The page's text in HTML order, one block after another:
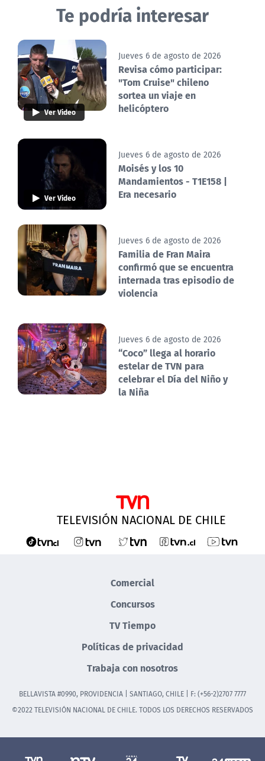
Te podría interesar
Ver Video
Jueves 6 de agosto de 2026
Revisa cómo participar:
"Tom Cruise" chileno
sortea un viaje en
helicóptero
Ver Video
Jueves 6 de agosto de 2026
Moisés y los 10
Mandamientos - T1E158 |
Era necesario
Jueves 6 de agosto de 2026
Familia de Fran Maira
confirmó que se encuentra
internada tras episodio de
violencia
Jueves 6 de agosto de 2026
“Coco” llega al horario
estelar de TVN para
celebrar el Día del Niño y
la Niña
TELEVISIÓN NACIONAL DE CHILE
Comercial
Concursos
TV Tiempo
Políticas de privacidad
Trabaja con nosotros
BELLAVISTA #0990, PROVIDENCIA | SANTIAGO, CHILE | F: (+56-2)2707 7777
©2022 TELEVISIÓN NACIONAL DE CHILE. TODOS LOS DERECHOS RESERVADOS